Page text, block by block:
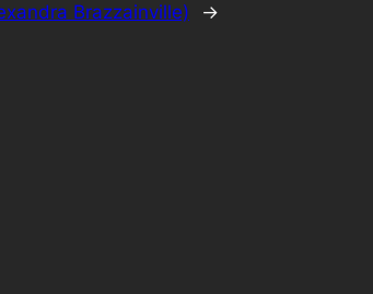
Brazzainville)
→